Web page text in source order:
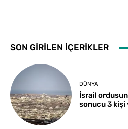
SON GİRİLEN İÇERİKLER
DÜNYA
İsrail
sonucu 3 kişi